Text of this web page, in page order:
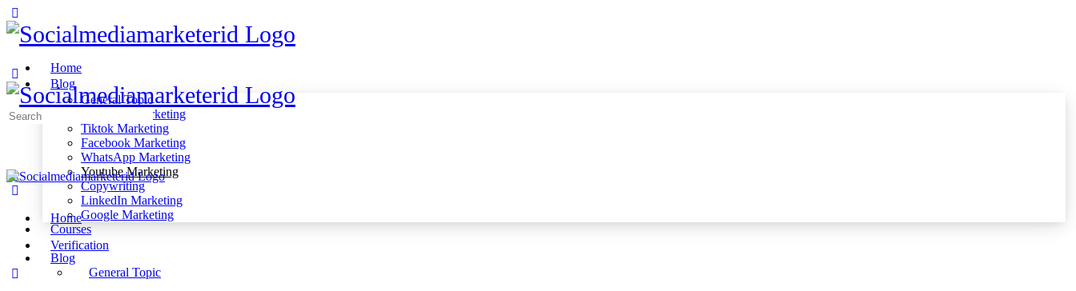
Home
Blog
General Topic
Instagram Marketing
Tiktok Marketing
Facebook Marketing
WhatsApp Marketing
Youtube Marketing
Copywriting
LinkedIn Marketing
Google Marketing
Courses
Verification
Search
Home
Blog
General Topic